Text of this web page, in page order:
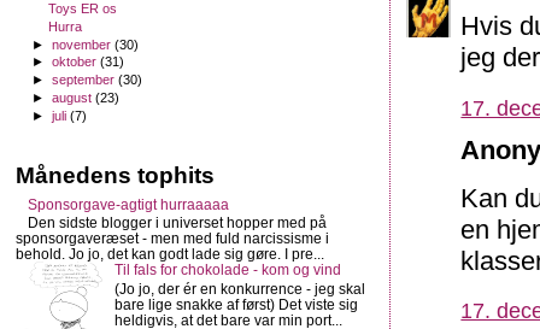
Hvis
jeg
17.
Kan
en
17.
Toys ER os
Hurra
►november(30)
►oktober(31)
►september(30)
►august(23)
►juli(7)
Månedens tophits
Sponsorgave-agtigt hurraaaaa
Den sidste blogger i universet hopper med på
sponsorgaveræset - men med fuld narcissisme i
behold. Jo jo, det kan godt lade sig gøre. I pre...
Til fals for chokolade - kom og vind
(Jo jo, der ér en konkurrence - jeg skal
bare lige snakke af først) Det viste sig
heldigvis, at det bare var min port...